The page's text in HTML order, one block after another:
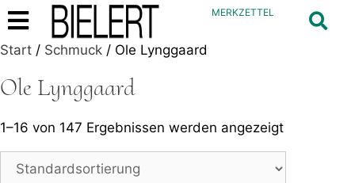
MERKZETTEL
Start / Schmuck / Ole Lynggaard
Ole Lynggaard
1–16 von 147 Ergebnissen werden angezeigt